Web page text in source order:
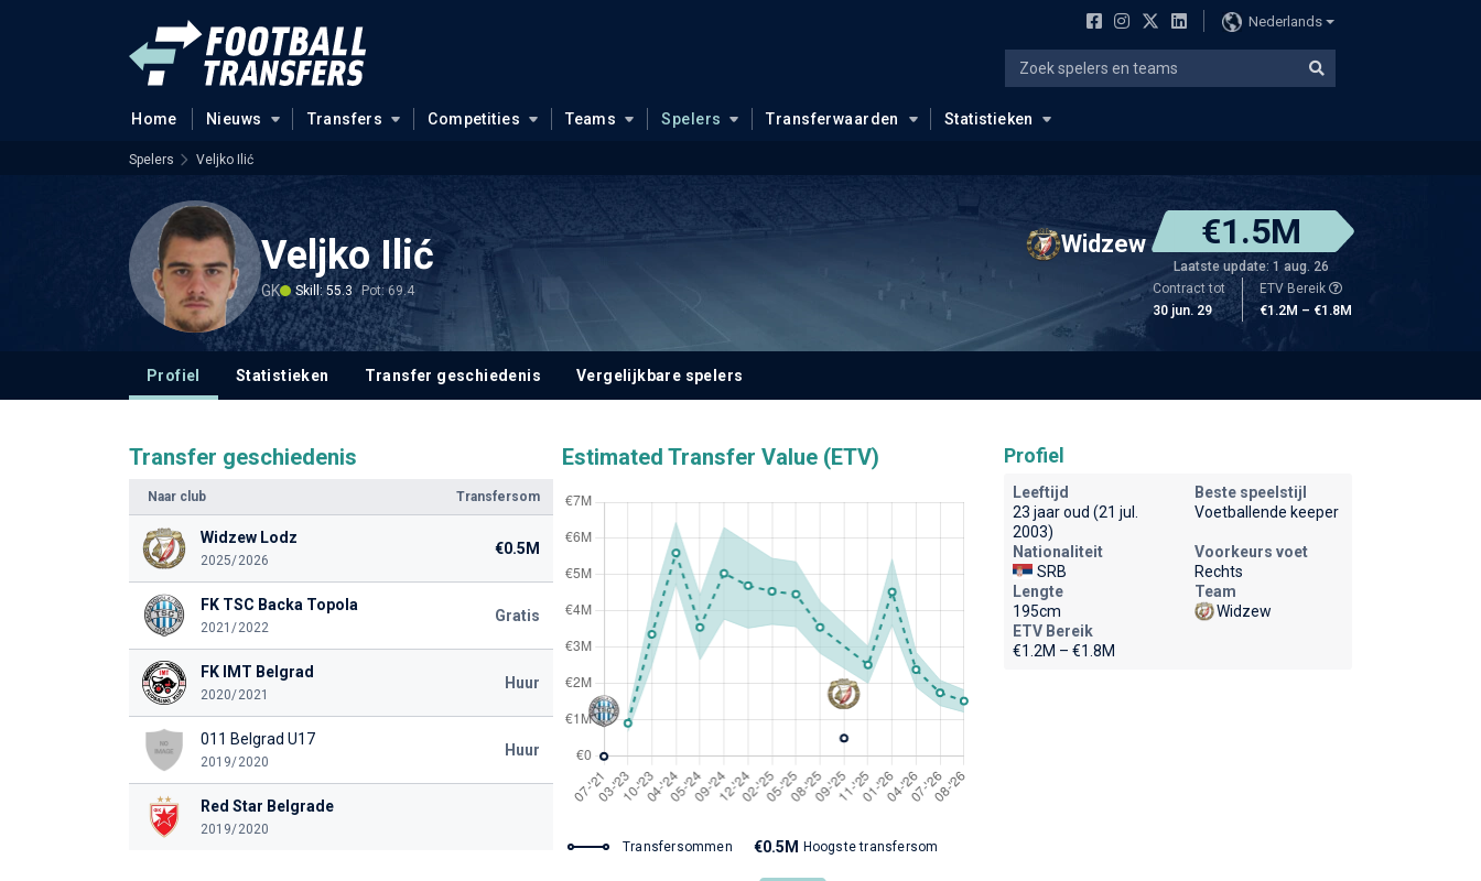
Nederlands
Home Nieuws Transfers Competities Teams Spelers Transferwaarden Statistieken
Spelers Veljko Ilić
Veljko Ilić
GK Skill: 55.3 Pot: 69.4
Widzew €1.5M
Laatste update: 1 aug. 26
Contract tot
30 jun. 29
ETV Bereik
€1.2M – €1.8M
Profiel Statistieken Transfer geschiedenis Vergelijkbare spelers
Transfer geschiedenis
Naar club Transfersom
Widzew Lodz
2025/2026
€0.5M
FK TSC Backa Topola
2021/2022
Gratis
FK IMT Belgrad
2020/2021
Huur
011 Belgrad U17
2019/2020
Huur
Red Star Belgrade
2019/2020
Estimated Transfer Value (ETV)
Transfersommen €0.5M Hoogste transfersom
Profiel
Leeftijd
23 jaar oud (21 jul.
2003)
Beste speelstijl
Voetballende keeper
Nationaliteit
SRB
Voorkeurs voet
Rechts
Lengte
195cm
Team
Widzew
ETV Bereik
€1.2M – €1.8M